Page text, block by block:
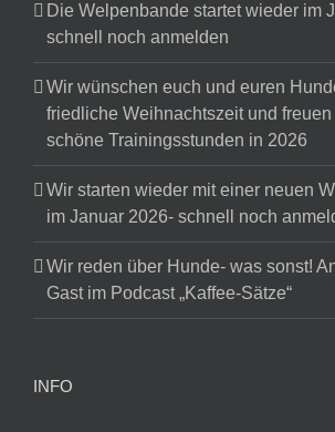
Die Welpenbande startet wieder im
schnell noch anmelden
Wir wünschen euch und euren
friedliche Weihnachtszeit und
schöne Trainingsstunden in 2026
Wir starten wieder mit einer neuen
im Januar 2026- schnell noch
Wir reden über Hunde- was sonst!
Gast im Podcast „Kaffee-Sätze“
INFO